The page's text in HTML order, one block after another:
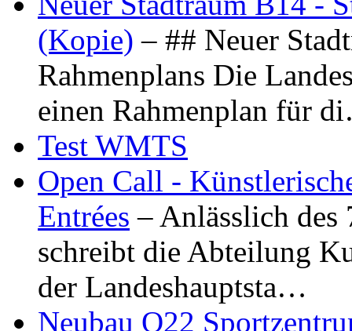
(Kopie) – ## Neuer
Rahmenplans Die
einen Rahmenplan für
Test WMTS
Open Call -
Entrées – Anlässlich
schreibt die Abteilung
der Landeshauptsta…
Neubau Q22